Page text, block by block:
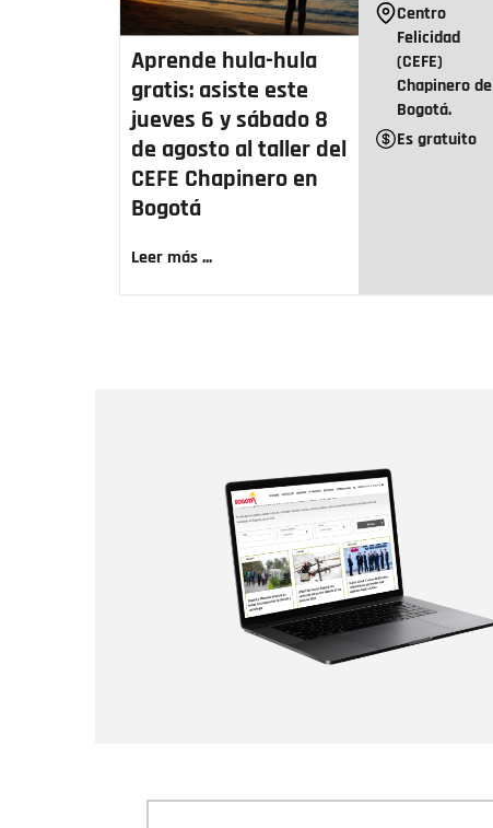
Aprende hula-hula
gratis: asiste este
jueves 6 y sábado 8
de agosto al taller del
CEFE Chapinero en
Bogotá
Leer más ...
Centro
Felicidad
(CEFE)
Chapinero de
Bogotá.
Es gratuito